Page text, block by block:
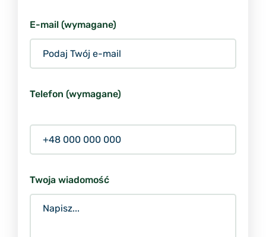
E-mail (wymagane)
Telefon (wymagane)
Twoja wiadomość